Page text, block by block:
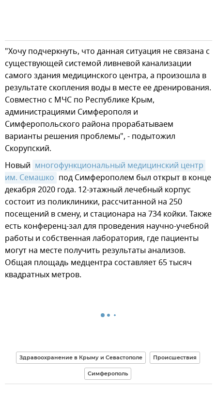
"Хочу подчеркнуть, что данная ситуация не связана с
существующей системой ливневой канализации
самого здания медицинского центра, а произошла в
результате скопления воды в месте ее дренирования.
Совместно с МЧС по Республике Крым,
администрациями Симферополя и
Симферопольского района прорабатываем
варианты решения проблемы", - подытожил
Скорупский.
Новый многофункциональный медицинский центр
им. Семашко под Симферополем был открыт в конце
декабря 2020 года. 12-этажный лечебный корпус
состоит из поликлиники, рассчитанной на 250
посещений в смену, и стационара на 734 койки. Также
есть конференц-зал для проведения научно-учебной
работы и собственная лаборатория, где пациенты
могут на месте получить результаты анализов.
Общая площадь медцентра составляет 65 тысяч
квадратных метров.
Здравоохранение в Крыму и Севастополе Происшествия
Симферополь